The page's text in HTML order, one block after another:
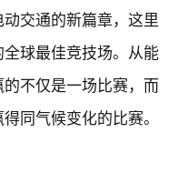
交通的新篇章，这里
球最佳竞技场。从能
不仅是一场比赛，而
同气候变化的比赛。